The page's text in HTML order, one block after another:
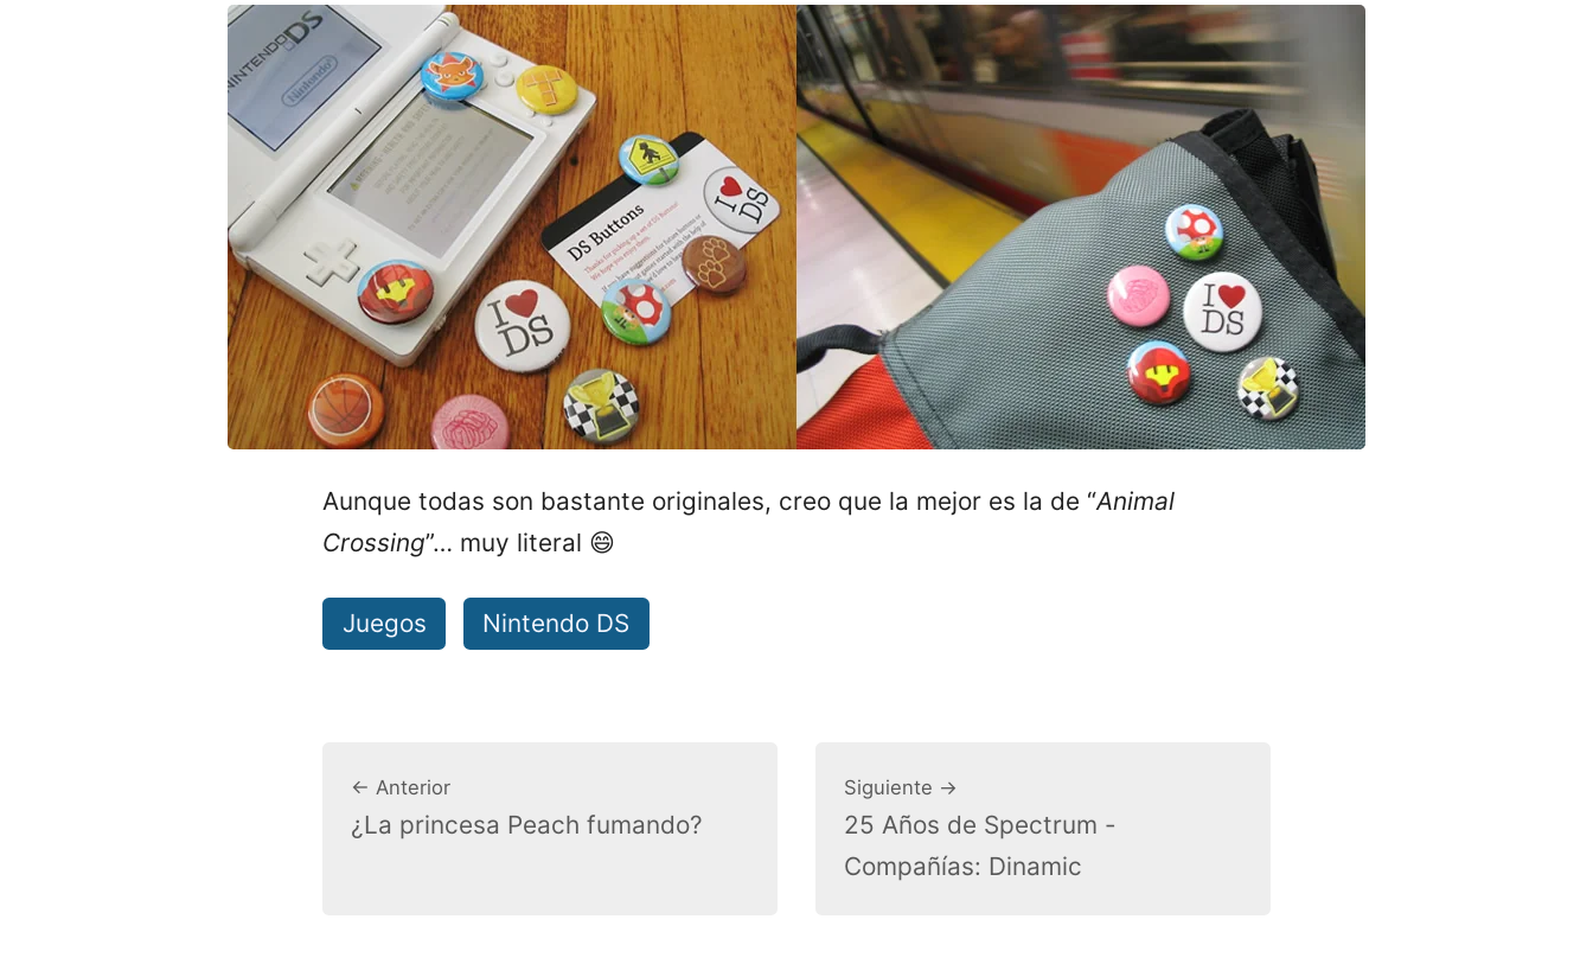
Aunque todas son bastante originales, creo que la mejor es la de “Animal
Crossing”… muy literal 😄
Juegos Nintendo DS
← Anterior
¿La princesa Peach fumando?
Siguiente →
25 Años de Spectrum -
Compañías: Dinamic